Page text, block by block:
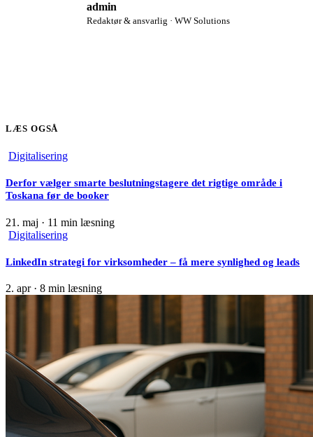
admin
Redaktør & ansvarlig · WW Solutions
LÆS OGSÅ
Digitalisering
Derfor vælger smarte beslutningstagere det rigtige område i
Toskana før de booker
21. maj · 11 min læsning
Digitalisering
LinkedIn strategi for virksomheder – få mere synlighed og leads
2. apr · 8 min læsning